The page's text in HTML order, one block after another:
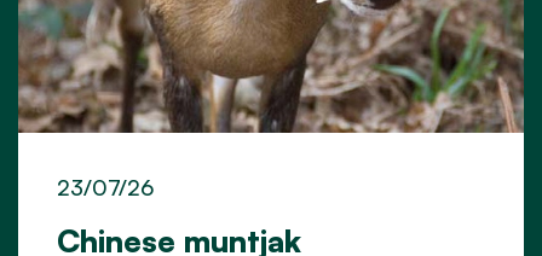
Chinese muntjak
23/07/26